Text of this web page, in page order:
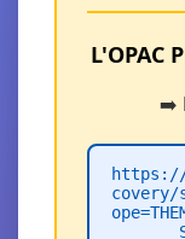
L'OPAC
➡️
covery/